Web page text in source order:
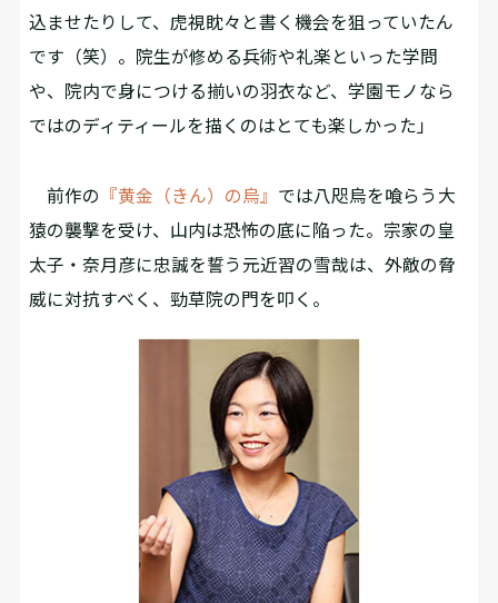
込ませたりして、虎視眈々と書く機会を狙っていたん
です（笑）。院生が修める兵術や礼楽といった学問
や、院内で身につける揃いの羽衣など、学園モノなら
ではのディティールを描くのはとても楽しかった」
前作の 『黄金（きん）の烏』 では八咫烏を喰らう大
猿の襲撃を受け、山内は恐怖の底に陥った。宗家の皇
太子・奈月彦に忠誠を誓う元近習の雪哉は、外敵の脅
威に対抗すべく、勁草院の門を叩く。